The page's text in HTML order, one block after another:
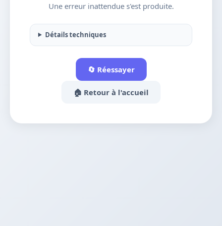
Une erreur inattendue s'est produite.
Détails techniques
🔄 Réessayer
🏠 Retour à l'accueil